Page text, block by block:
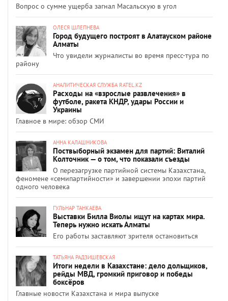
Вопрос о сумме ущерба загнал Масальскую в угол
ОЛЕСЯ ШЛЕПНЕВА
Город будущего построят в Алатауском районе
Алматы
Что увидели журналисты во время пресс-тура по
району
АНАЛИТИЧЕСКАЯ СЛУЖБА RATEL.KZ
Расходы на «взрослые развлечения» в
футболе, ракета КНДР, удары России и
Украины
Главное в мире: обзор СМИ
АННА КАЛАШНИКОВА
Поствыборный экзамен для партий: Виталий
Колточник — о том, что показали съезды
О перезагрузке партийной системы Казахстана,
феномене «семипартийности» и завершении эпохи партий
одного человека
ГУЛЬНАР ТАНКАЕВА
Выставки Билла Виолы ищут на картах мира.
Теперь нужно искать Алматы
Его работы заставляют зрителя остановиться
ТАТЬЯНА РАДЗИШЕВСКАЯ
Итоги недели в Казахстане: дело дольщиков,
рейды МВД, громкий приговор и победы
боксёров
Главные новости Казахстана и мира выпуске